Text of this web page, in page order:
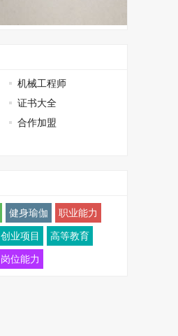
机械工程师
证书大全
合作加盟
健身瑜伽 职业能力
创业项目 高等教育
岗位能力